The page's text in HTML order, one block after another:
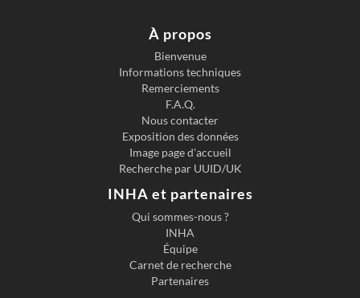
À propos
Bienvenue
Informations techniques
Remerciements
F.A.Q.
Nous contacter
Exposition des données
Image page d'accueil
Recherche par UUID/UK
INHA et partenaires
Qui sommes-nous ?
INHA
Équipe
Carnet de recherche
Partenaires